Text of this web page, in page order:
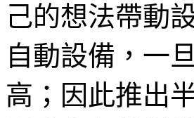
己的想法帶動
自動設備，一
高；因此推出